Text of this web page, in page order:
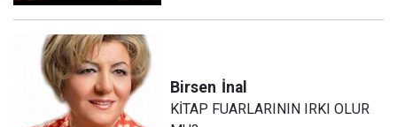
Birsen İnal
KİTAP FUARLARININ IRKI OLUR